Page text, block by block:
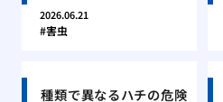
2026.06.21
害虫
種類で異なるハチの危険